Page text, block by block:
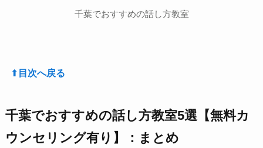
千葉でおすすめの話し方教室
⬆︎ 目次へ戻る
千葉でおすすめの話し方教室5選【無料カ
ウンセリング有り】：まとめ